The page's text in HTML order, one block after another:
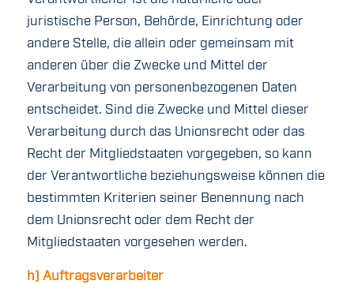
juristische Person, Behörde, Einrichtung oder
andere Stelle, die allein oder gemeinsam mit
anderen über die Zwecke und Mittel der
Verarbeitung von personenbezogenen Daten
entscheidet. Sind die Zwecke und Mittel dieser
Verarbeitung durch das Unionsrecht oder das
Recht der Mitgliedstaaten vorgegeben, so kann
der Verantwortliche beziehungsweise können die
bestimmten Kriterien seiner Benennung nach
dem Unionsrecht oder dem Recht der
Mitgliedstaaten vorgesehen werden.
h) Auftragsverarbeiter